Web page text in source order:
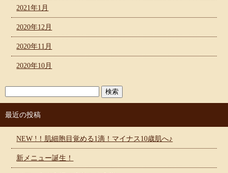
2021年1月
2020年12月
2020年11月
2020年10月
最近の投稿
NEW !！肌細胞目覚める1滴！マイナス10歳肌へ♪
新メニュー誕生！